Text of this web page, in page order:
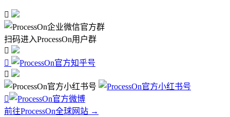

扫码进入ProcessOn用户群




前往ProcessOn全球网站 →